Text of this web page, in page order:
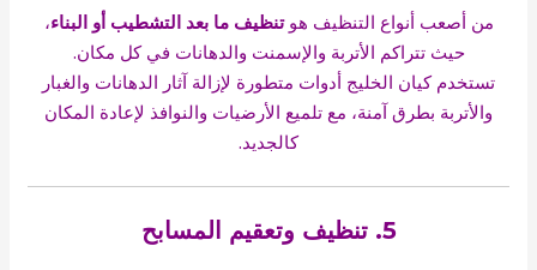
من أصعب أنواع التنظيف هوتنظيف ما بعد التشطيب أو البناء،
حيث تتراكم الأتربة والإسمنت والدهانات في كل مكان.
تستخدم كيان الخليج أدوات متطورة لإزالة آثار الدهانات والغبار
والأتربة بطرق آمنة، مع تلميع الأرضيات والنوافذ لإعادة المكان
كالجديد.
5. تنظيف وتعقيم المسابح